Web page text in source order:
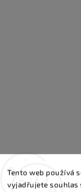
Tento web používá
vyjadřujete souhlas